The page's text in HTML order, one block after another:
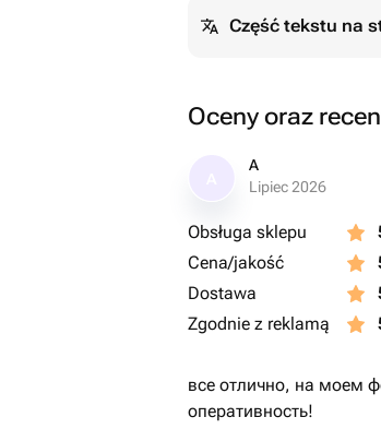
Część tekstu na
Oceny oraz
A
Lipiec 2026
Obsługa sklepu
Cena/jakość
Dostawa
Zgodnie z reklamą
все отлично, на моем
оперативность!